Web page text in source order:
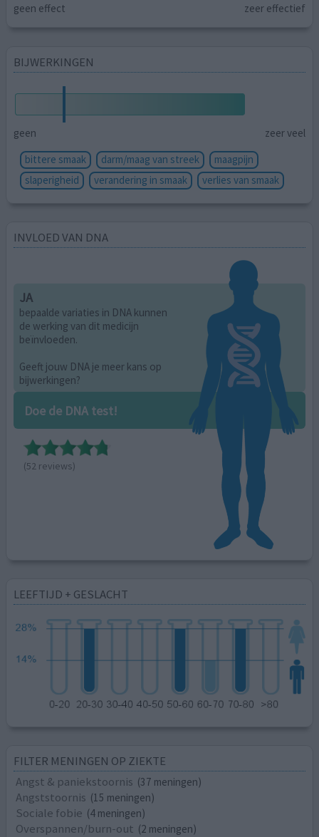
geen effect zeer effectief
BIJWERKINGEN
geen
zeer veel
bittere smaak
darm/maag van streek
maagpijn
slaperigheid
verandering in smaak verlies van smaak
INVLOED VAN DNA
JA
bepaalde variaties in DNA kunnen
de werking van dit medicijn
beïnvloeden.
Geeft jouw DNA je meer kans op
bijwerkingen?
Doe de DNA test!
(52 reviews)
LEEFTIJD + GESLACHT
FILTER MENINGEN OP ZIEKTE
Angst & paniekstoornis (37 meningen)
Angststoornis (15 meningen)
Sociale fobie (4 meningen)
Overspannen/burn-out (2 meningen)